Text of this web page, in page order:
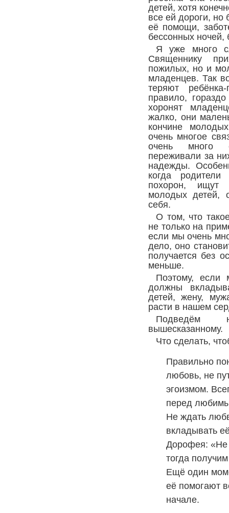
детей, хотя
все ей дороги,
её помощи,
бессонных ночей,
Я уже много
Священнику
пожилых, но и
младенцев. Так
теряют
правило,
хоронят
жалко, они
кончине
очень многое
очень много
переживали за
надежды.
когда
похорон, ищут
молодых детей,
себя.
О том, что
не только на
если мы очень
дело, оно
получается без
меньше.
Поэтому, если
должны
детей, жену,
расти в нашем
Подведём
вышесказанному.
Что сделать,
Правильно
любовь, не
эгоизмом.
перед
Не ждать
вкладывать
Дорофея:
тогда
Ещё один
её помогают
начале.